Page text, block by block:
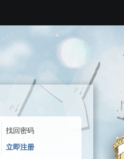
找回密码
立即注册